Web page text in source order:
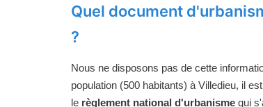
Quel document
?
Nous ne disposons pas de cette
population (500 habitants) à Villedieu, il
le règlement national d'urbanisme qui